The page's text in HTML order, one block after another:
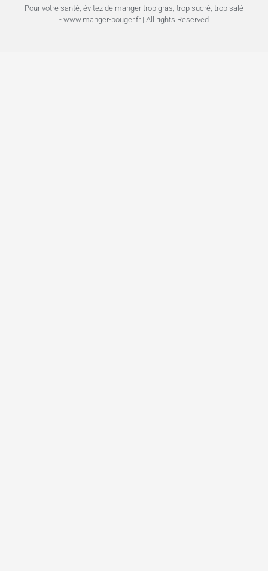
Pour votre santé, évitez de manger trop gras, trop sucré, trop salé
- www.manger-bouger.fr | All rights Reserved